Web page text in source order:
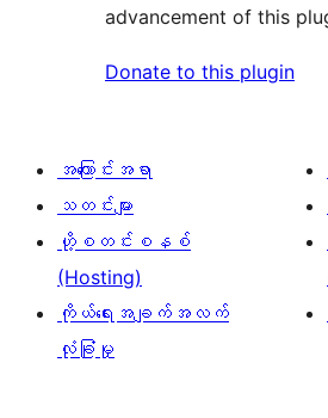
advancement of this
Donate to this plugin
အကြောင်းအရာ
သတင်းများ
ဟို့စတင်းစနစ်
(Hosting)
ကိုယ်ရေးအချက်အလက်
လုံခြုံမှု